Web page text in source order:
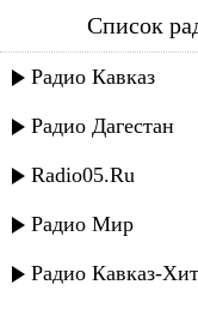
талей
Список
Радио Кавказ
Радио Дагестан
Radio05.Ru
Радио Мир
Радио Кавказ-Хит
Фатима
Рашид